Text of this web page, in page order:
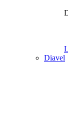
Diavel